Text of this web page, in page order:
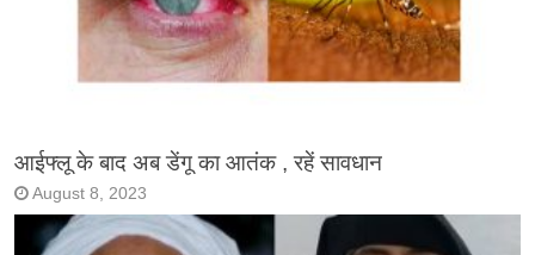
आईफ्लू के बाद अब डेंगू का आतंक , रहें सावधान
August 8, 2023